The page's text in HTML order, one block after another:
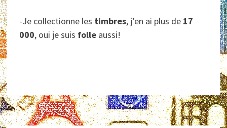
-Je collectionne les timbres, j’en ai plus de 17
000, oui je suis folle aussi!